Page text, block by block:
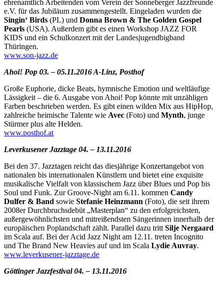
ehrenamtlich Arbeitenden vom Verein der Sonneberger Jazzfreunde
e.V. für das Jubiläum zusammengestellt. Eingeladen wurden die
Singin‘ Birds (PL) und Donna Brown & The Golden Gospel
Pearls (USA). Außerdem gibt es einen Workshop JAZZ FOR
KIDS und ein Schulkonzert mit der Landesjugendbigband
Thüringen.
www.son-jazz.de
Ahoi! Pop 03. – 05.11.2016 A-Linz, Posthof
Große Euphorie, dicke Beats, hymnische Emotion und weltläufige
Lässigkeit – die 6. Ausgabe von Ahoi! Pop könnte mit unzähligen
Farben beschrieben werden. Es gibt einen wilden Mix aus HipHop,
zahlreiche heimische Talente wie Avec (Foto) und Mynth, junge
Stürmer plus alte Helden.
www.posthof.at
Leverkusener Jazztage 04. – 13.11.2016
Bei den 37. Jazztagen reicht das diesjährige Konzertangebot von
nationalen bis internationalen Künstlern und bietet eine exquisite
musikalische Vielfalt von klassischem Jazz über Blues und Pop bis
Soul und Funk. Zur Groove-Night am 6.11. kommen Candy
Dulfer & Band sowie Stefanie Heinzmann (Foto), die seit ihrem
2008er Durchbruchsdebüt „Masterplan“ zu den erfolgreichsten,
außergewöhnlichsten und mitreißendsten Sängerinnen innerhalb der
europäischen Poplandschaft zählt. Parallel dazu tritt Silje Nergaard
im Scala auf. Bei der Acid Jazz Night am 12.11. treten Incognito
und The Brand New Heavies auf und im Scala Lydie Auvray.
www.leverkusener-jazztage.de
Göttinger Jazzfestival 04. – 13.11.2016